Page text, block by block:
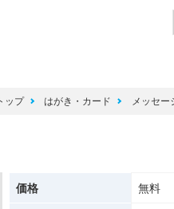
ップ はがき・カード メッセ
価格
無料